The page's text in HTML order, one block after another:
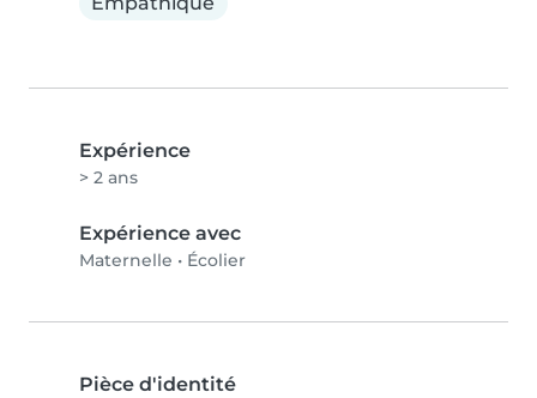
Expérience
> 2 ans
Expérience avec
Maternelle • Écolier
Pièce d'identité